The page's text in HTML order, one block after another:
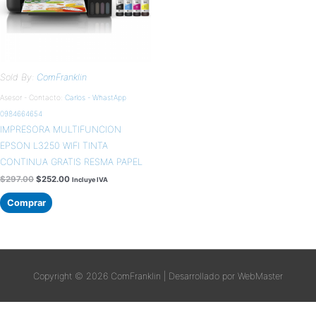
Sold By: ComFranklin
Asesor - Contacto: Carlos - WhastApp
0984664654
IMPRESORA MULTIFUNCION
EPSON L3250 WIFI TINTA
CONTINUA GRATIS RESMA PAPEL
$297.00 $252.00 Incluye IVA
Comprar
Copyright © 2026 ComFranklin | Desarrollado por WebMaster